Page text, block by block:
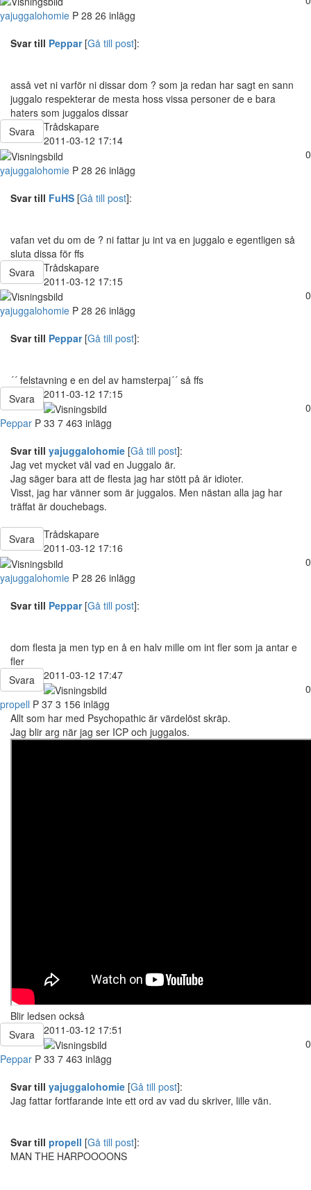
yajuggalohomie P 28 26 inlägg
Svar till Peppar[Gå till post]:
asså vet ni varför ni dissar dom ? som ja redan har sagt en sann
juggalo respekterar de mesta hoss vissa personer de e bara
haters som juggalos dissar
Svara
Trådskapare
2011-03-12 17:14
0
yajuggalohomie P 28 26 inlägg
Svar till FuHS [Gå till post]:
vafan vet du om de ? ni fattar ju int va en juggalo e egentligen så
sluta dissa för ffs
Svara
Trådskapare
2011-03-12 17:15
0
yajuggalohomie P 28 26 inlägg
Svar till Peppar[Gå till post]:
´´ felstavning e en del av hamsterpaj´´ så ffs
Svara
2011-03-12 17:15
0
Peppar P 33 7 463 inlägg
Svar till yajuggalohomie [Gå till post]:
Jag vet mycket väl vad en Juggalo är.
Jag säger bara att de flesta jag har stött på är idioter.
Visst, jag har vänner som är juggalos. Men nästan alla jag har
träffat är douchebags.
Svara
Trådskapare
2011-03-12 17:16
0
yajuggalohomie P 28 26 inlägg
Svar till Peppar[Gå till post]:
dom flesta ja men typ en å en halv mille om int fler som ja antar e
fler
Svara
2011-03-12 17:47
0
propell P 37 3 156 inlägg
Allt som har med Psychopathic är värdelöst skräp.
Jag blir arg när jag ser ICP och juggalos.
Blir ledsen också
Svara
2011-03-12 17:51
0
Peppar P 33 7 463 inlägg
Svar till yajuggalohomie [Gå till post]:
Jag fattar fortfarande inte ett ord av vad du skriver, lille vän.
Svar till propell [Gå till post]:
MAN THE HARPOOOONS